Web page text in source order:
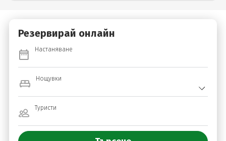
Резервирай онлайн
Настаняване
Нощувки
Туристи